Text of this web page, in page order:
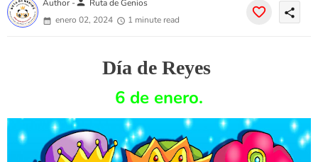
Author -person Ruta de Genios
enero 02, 2024
1 minute read
share
Día de Reyes
6 de enero.